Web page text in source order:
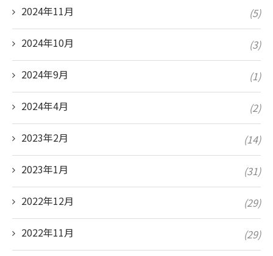
2024年11月 (5)
2024年10月 (3)
2024年9月 (1)
2024年4月 (2)
2023年2月 (14)
2023年1月 (31)
2022年12月 (29)
2022年11月 (29)